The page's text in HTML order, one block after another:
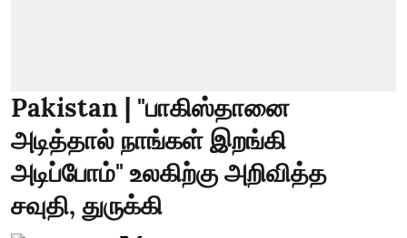
Pakistan | "பாகிஸ்தானை
அடித்தால் நாங்கள் இறங்கி
அடிப்போம்" உலகிற்கு அறிவித்த
சவுதி, துருக்கி